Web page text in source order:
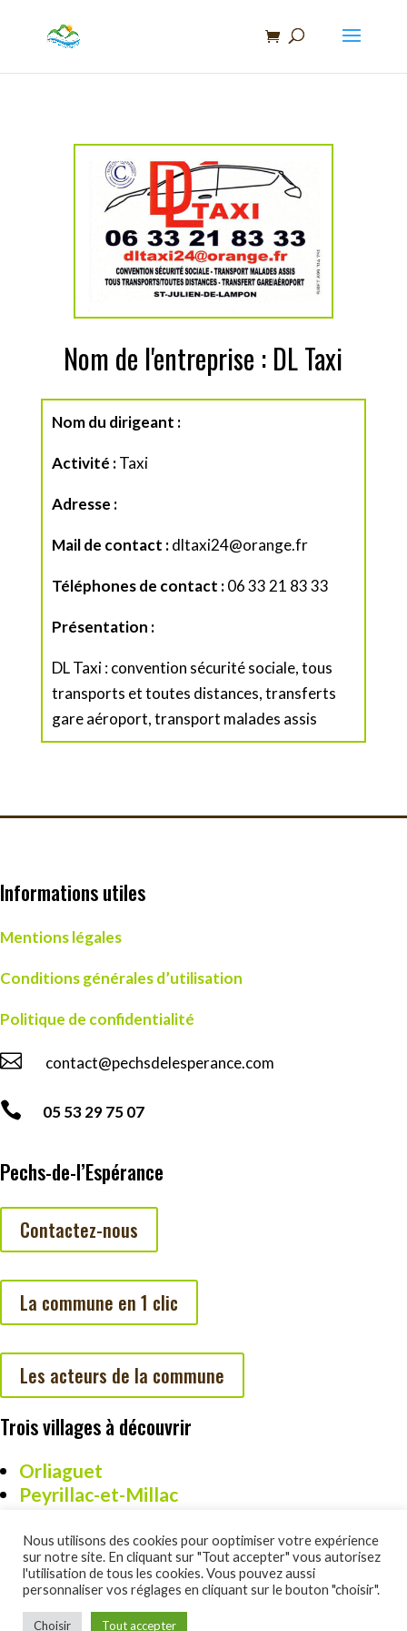
Nom de l'entreprise : DL Taxi
Nom du dirigeant :
Activité :Taxi
Adresse :
Mail de contact :dltaxi24@orange.fr
Téléphones de contact :06 33 21 83 33
Présentation :
DL Taxi : convention sécurité sociale, tous
transports et toutes distances, transferts
gare aéroport, transport malades assis
Informations utiles
Mentions légales
Conditions générales d’utilisation
Politique de confidentialité
 contact@pechsdelesperance.com
 05 53 29 75 07
Pechs-de-l’Espérance
Contactez-nous
La commune en 1 clic
Les acteurs de la commune
Trois villages à découvrir
Orliaguet
Peyrillac-et-Millac
Un site réalisé par DSO Commucation :
Nous utilisons des cookies pour ooptimiser votre expérience
sur notre site. En cliquant sur "Tout accepter" vous autorisez
l'utilisation de tous les cookies. Vous pouvez aussi
personnaliser vos réglages en cliquant sur le bouton "choisir".
Choisir Tout accepter